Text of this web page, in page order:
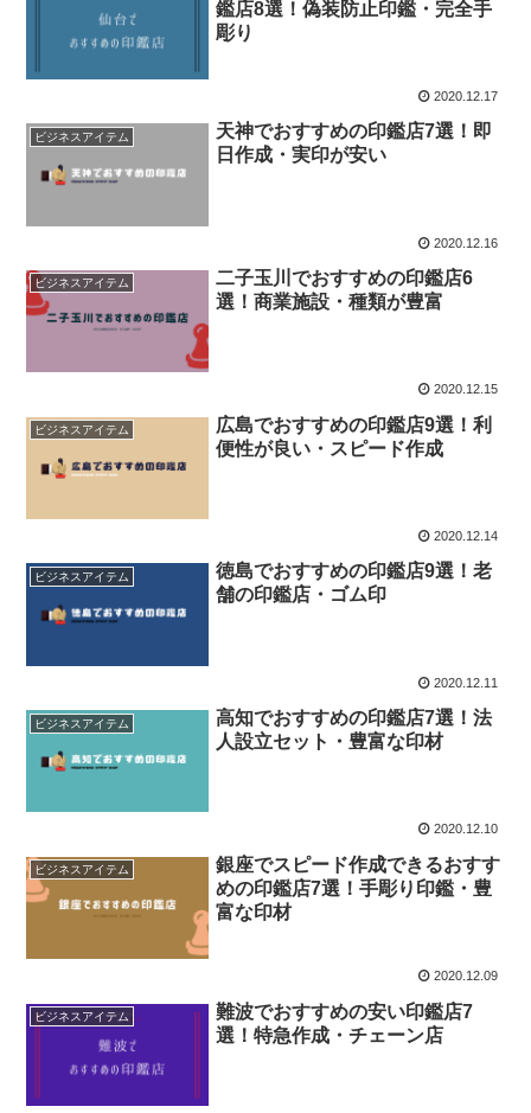
鑑店8選！偽装防止印鑑・完全手
彫り
2020.12.17
ビジネスアイテム
天神でおすすめの印鑑店7選！即
日作成・実印が安い
2020.12.16
ビジネスアイテム
二子玉川でおすすめの印鑑店6
選！商業施設・種類が豊富
2020.12.15
ビジネスアイテム
広島でおすすめの印鑑店9選！利
便性が良い・スピード作成
2020.12.14
ビジネスアイテム
徳島でおすすめの印鑑店9選！老
舗の印鑑店・ゴム印
2020.12.11
ビジネスアイテム
高知でおすすめの印鑑店7選！法
人設立セット・豊富な印材
2020.12.10
ビジネスアイテム
銀座でスピード作成できるおすす
めの印鑑店7選！手彫り印鑑・豊
富な印材
2020.12.09
ビジネスアイテム
難波でおすすめの安い印鑑店7
選！特急作成・チェーン店